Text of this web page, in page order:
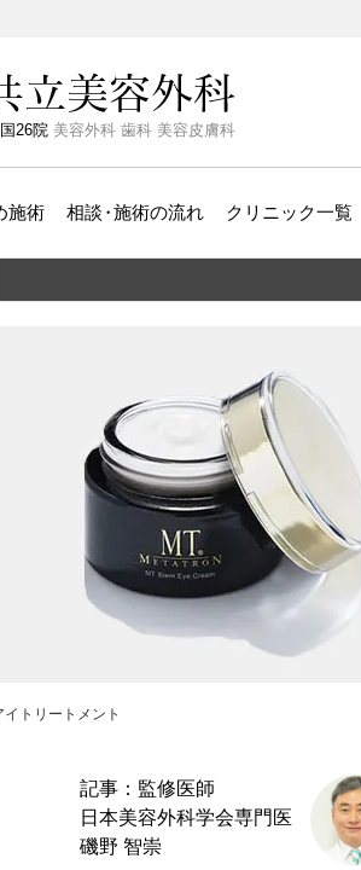
26院 美容外科 歯科 美容皮膚科
施術 相談・施術の流れ クリニック一覧
イトリートメント
記事：監修医師
日本美容外科学会専門医
磯野 智崇